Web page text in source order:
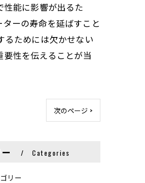
能に影響が出るた
ーの寿命を延ばすこと
るためには欠かせない
性を伝えることが当
次のページ >
Categories
リー